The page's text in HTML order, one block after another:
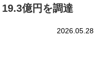
億円を調達
2026.05.28